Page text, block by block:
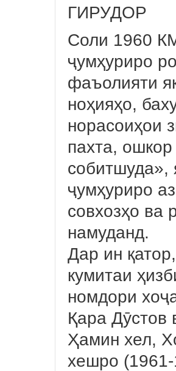
ГИРУДОР
Соли 1960
ҷумҳуриро
фаъолияти
ноҳияҳо,
норасоиҳои
пахта,
собитшуда»,
ҷумҳуриро
совхозҳо ва
намуданд.
Дар ин
кумитаи
номдори
Қара Дӯстов
Ҳамин хел,
хешро (1961-